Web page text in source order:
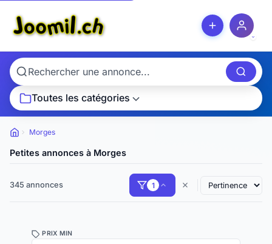
Toutes les catégories
Petites
annonces
Morges
Petites annonces à Morges
345 annonces 1
PRIX MIN